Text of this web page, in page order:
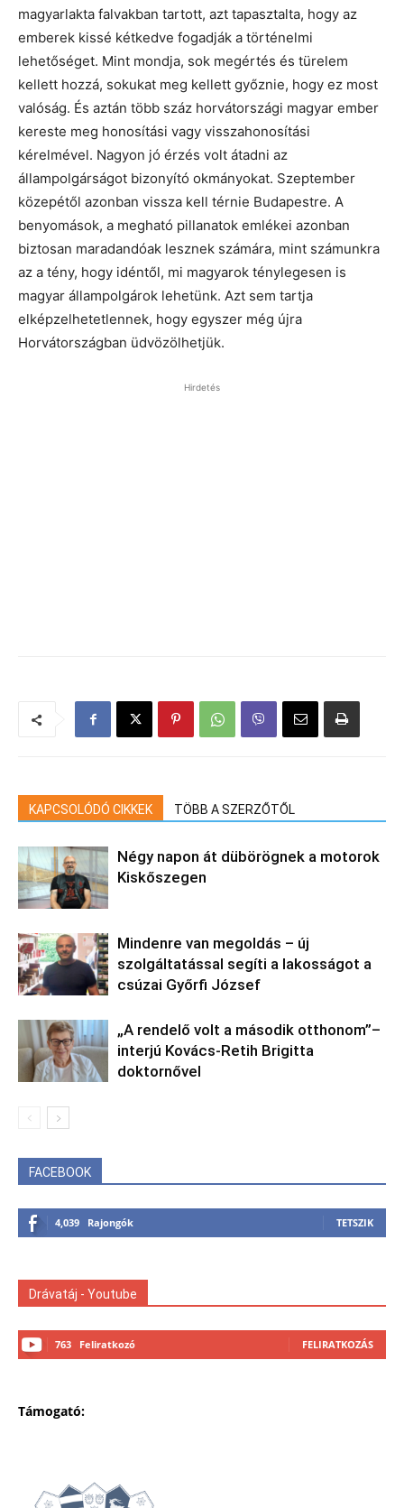
magyarlakta falvakban tartott, azt tapasztalta, hogy az
emberek kissé kétkedve fogadják a történelmi
lehetőséget. Mint mondja, sok megértés és türelem
kellett hozzá, sokukat meg kellett győznie, hogy ez most
valóság. És aztán több száz horvátországi magyar ember
kereste meg honosítási vagy visszahonosítási
kérelmével. Nagyon jó érzés volt átadni az
állampolgárságot bizonyító okmányokat. Szeptember
közepétől azonban vissza kell térnie Budapestre. A
benyomások, a megható pillanatok emlékei azonban
biztosan maradandóak lesznek számára, mint számunkra
az a tény, hogy idéntől, mi magyarok ténylegesen is
magyar állampolgárok lehetünk. Azt sem tartja
elképzelhetetlennek, hogy egyszer még újra
Horvátországban üdvözölhetjük.
Hirdetés
KAPCSOLÓDÓ CIKKEK TÖBB A SZERZŐTŐL
Négy napon át dübörögnek a motorok
Kiskőszegen
Mindenre van megoldás – új
szolgáltatással segíti a lakosságot a
csúzai Győrfi József
„A rendelő volt a második otthonom”–
interjú Kovács-Retih Brigitta
doktornővel
FACEBOOK
4,039 Rajongók TETSZIK
Drávatáj - Youtube
763 Feliratkozó FELIRATKOZÁS
Támogató: